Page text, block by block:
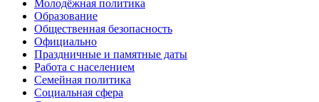
Молодёжная политика
Образование
Общественная безопасность
Официально
Праздничные и памятные даты
Работа с населением
Семейная политика
Социальная сфера